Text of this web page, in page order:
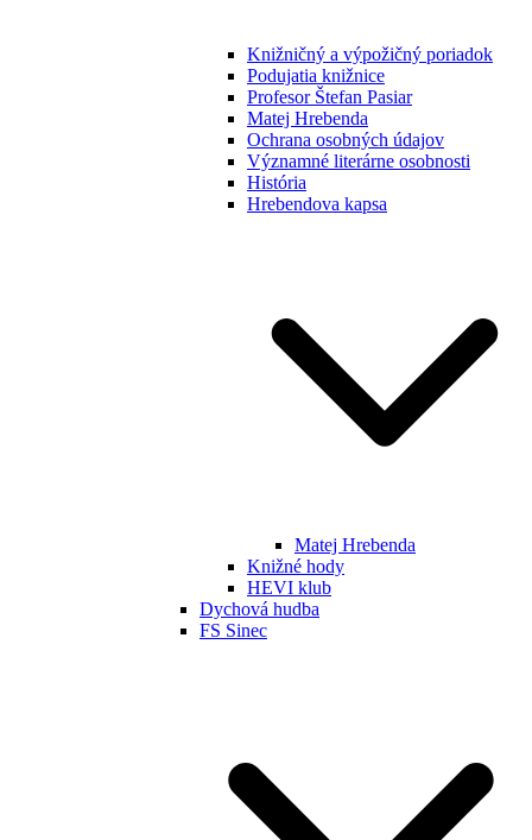
Knižničný a výpožičný poriadok
Podujatia knižnice
Profesor Štefan Pasiar
Matej Hrebenda
Ochrana osobných údajov
Významné literárne osobnosti
História
Hrebendova kapsa
Matej Hrebenda
Knižné hody
HEVI klub
Dychová hudba
FS Sinec